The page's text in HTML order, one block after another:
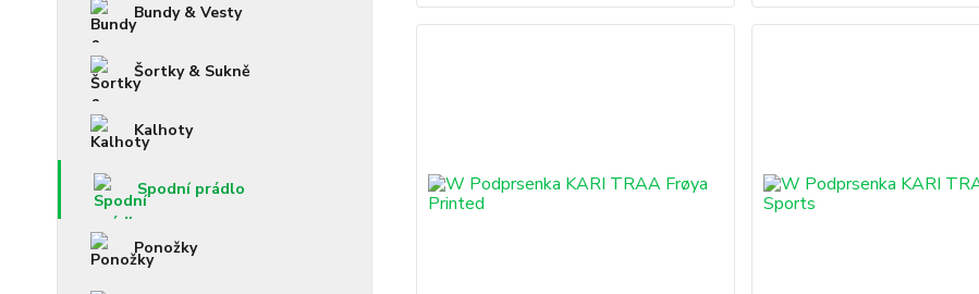
Bundy & Vesty
Šortky & Sukně
Kalhoty
Spodní prádlo
Ponožky